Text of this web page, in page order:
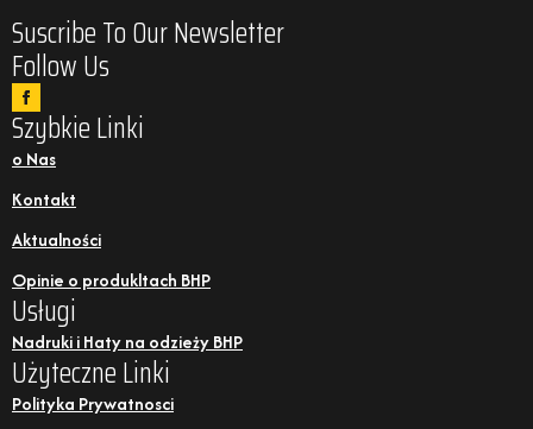
Follow Us
Szybkie Linki
o Nas
Kontakt
Aktualności
Opinie o produkltach BHP
Usługi
Nadruki i Haty na odzieży BHP
Użyteczne Linki
Polityka Prywatnosci
Informacje o cookies